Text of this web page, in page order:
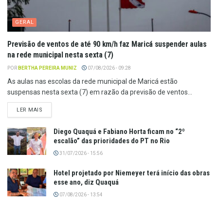
GERAL
Previsão de ventos de até 90 km/h faz Maricá suspender aulas
na rede municipal nesta sexta (7)
POR BERTHA PEREIRA MUNIZ 07/08/2026 - 09:28
As aulas nas escolas da rede municipal de Maricá estão
suspensas nesta sexta (7) em razão da previsão de ventos...
LER MAIS
Diego Quaquá e Fabiano Horta ficam no “2º
escalão” das prioridades do PT no Rio
31/07/2026 - 15:56
Hotel projetado por Niemeyer terá início das obras
esse ano, diz Quaquá
07/08/2026 - 13:54